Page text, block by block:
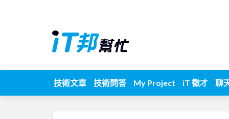
技術文章 技術問答 My Project iT 徵才 聊